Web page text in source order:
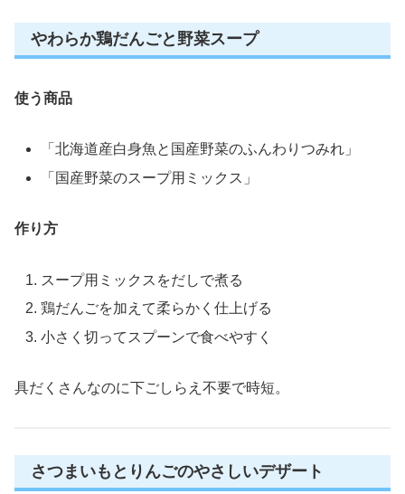
やわらか鶏だんごと野菜スープ
使う商品
「北海道産白身魚と国産野菜のふんわりつみれ」
「国産野菜のスープ用ミックス」
作り方
スープ用ミックスをだしで煮る
鶏だんごを加えて柔らかく仕上げる
小さく切ってスプーンで食べやすく
具だくさんなのに下ごしらえ不要で時短。
さつまいもとりんごのやさしいデザート